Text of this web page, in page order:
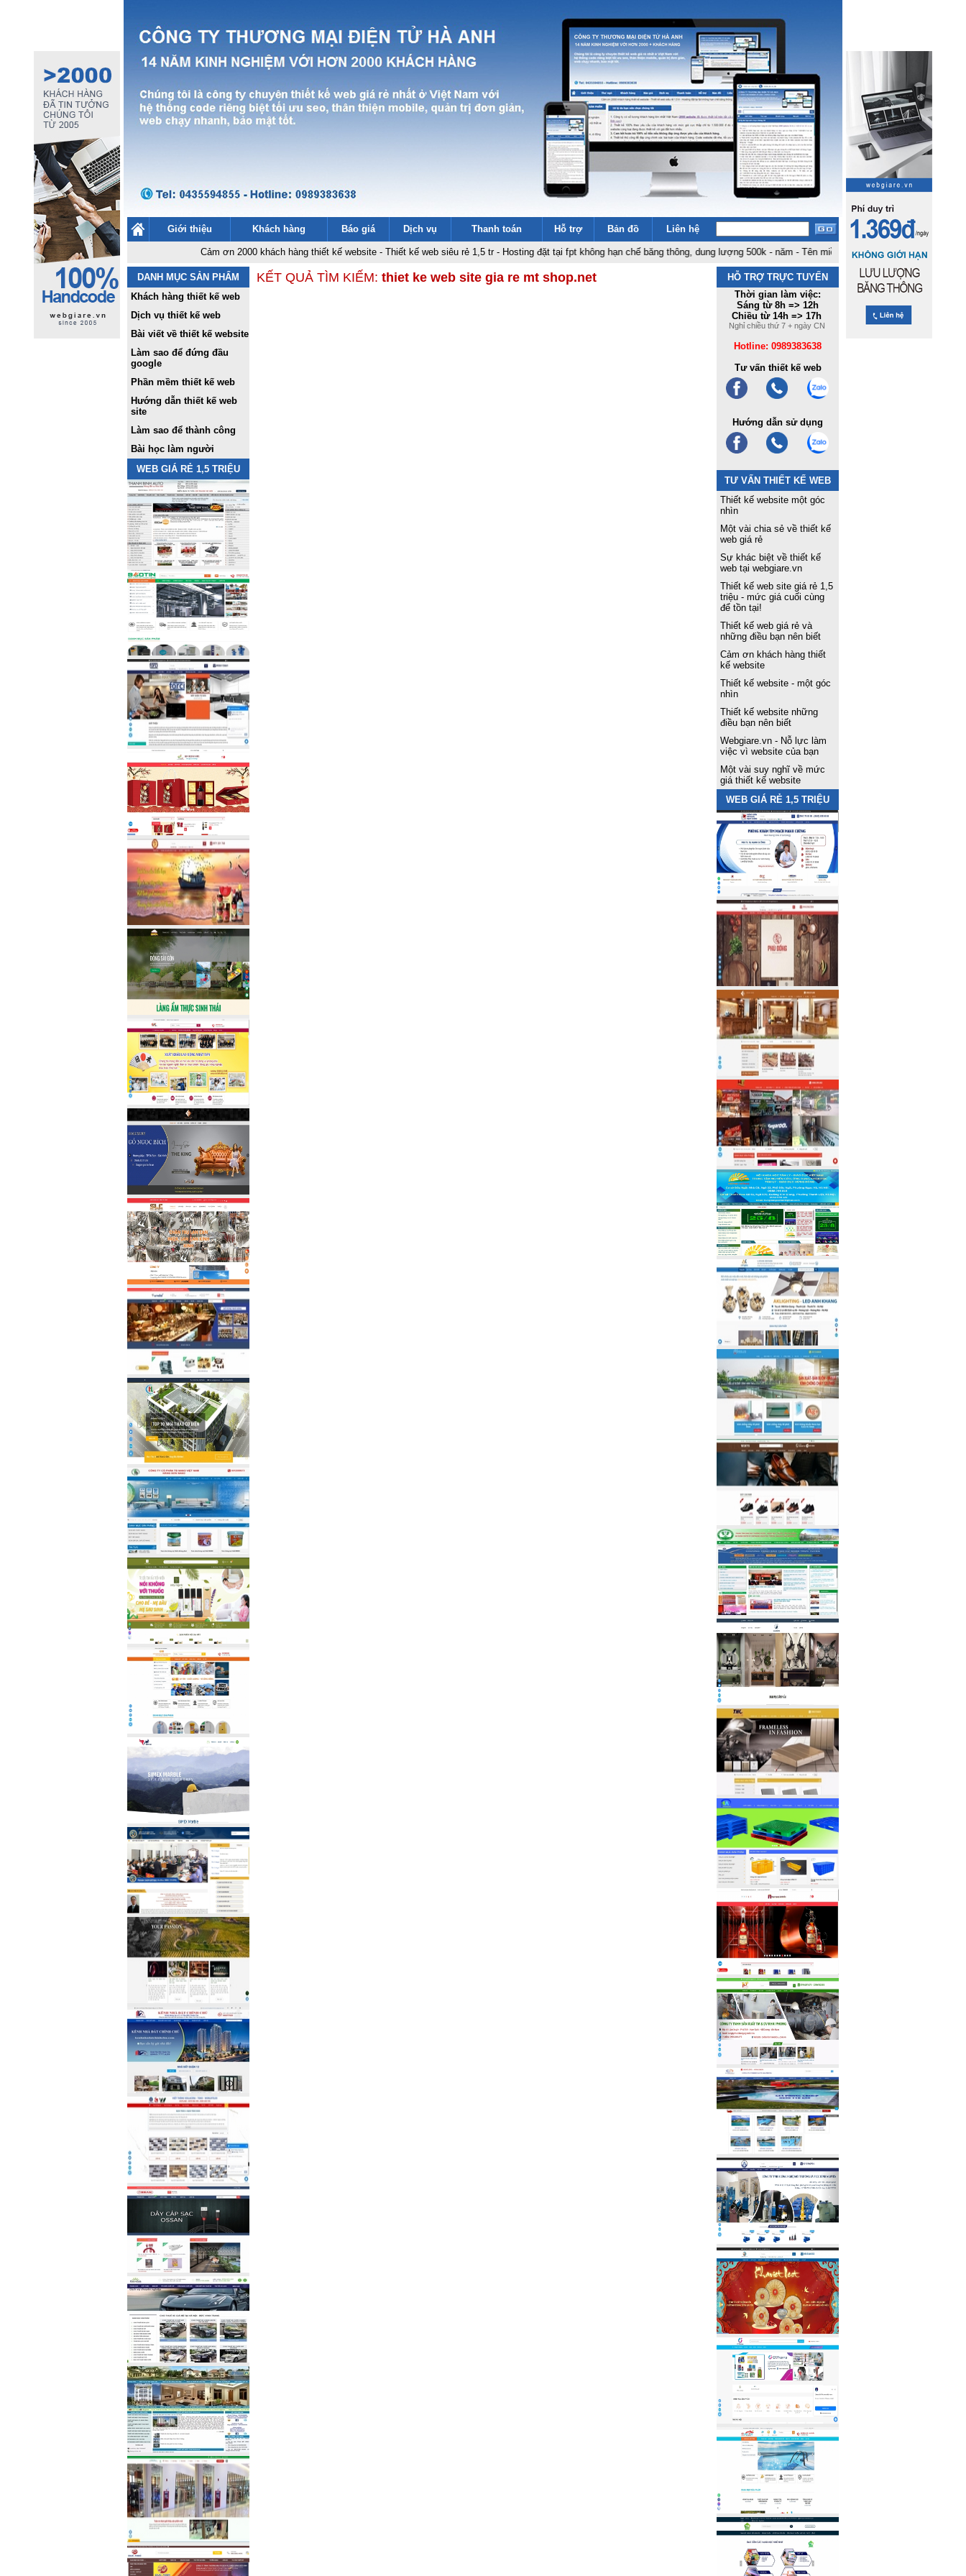
Giới thiệu Khách hàng Báo giá Dịch vụ Thanh toán Hỗ trợ Bản đồ Liên hệ
Cảm ơn 2000 khách hàng thiết kế website -Thiết kế web siêu rẻ 1,5 tr -Hosting đặt tại fpt không hạn chế băng thông, dung lượng 500k - năm- Tên miền .com .net giá rẻ nhất Việt Nam: 180k
DANH MỤC SẢN PHẨM
Khách hàng thiết kế web
Dịch vụ thiết kế web
Bài viết về thiết kế website
Làm sao để đứng đầu
google
Phần mềm thiết kế web
Hướng dẫn thiết kế web
site
Làm sao để thành công
Bài học làm người
WEB GIÁ RẺ 1,5 TRIỆU
KẾT QUẢ TÌM KIẾM: thiet ke web site gia re mt shop.net
HỖ TRỢ TRỰC TUYẾN
Thời gian làm việc:
Sáng từ 8h => 12h
Chiều từ 14h => 17h
Nghỉ chiều thứ 7 + ngày CN
Hotline: 0989383638
Tư vấn thiết kế web
Hướng dẫn sử dụng
TƯ VẤN THIẾT KẾ WEB
Thiết kế website một góc
nhìn
Một vài chia sẻ về thiết kế
web giá rẻ
Sự khác biệt về thiết kế
web tại webgiare.vn
Thiết kế web site giá rẻ 1,5
triệu - mức giá cuối cùng
để tồn tại!
Thiết kế web giá rẻ và
những điều bạn nên biết
Cảm ơn khách hàng thiết
kế website
Thiết kế website - một góc
nhìn
Thiết kế website những
điều bạn nên biết
Webgiare.vn - Nỗ lực làm
việc vì website của bạn
Một vài suy nghĩ về mức
giá thiết kế website
WEB GIÁ RẺ 1,5 TRIỆU